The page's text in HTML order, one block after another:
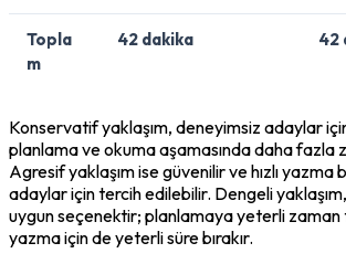
Topla
m
42 dakika 42
Konservatif yaklaşım, deneyimsiz adaylar
planlama ve okuma aşamasında daha fazla
Agresif yaklaşım ise güvenilir ve hızlı yazma
adaylar için tercih edilebilir. Dengeli
uygun seçenektir; planlamaya yeterli zaman
yazma için de yeterli süre bırakır.